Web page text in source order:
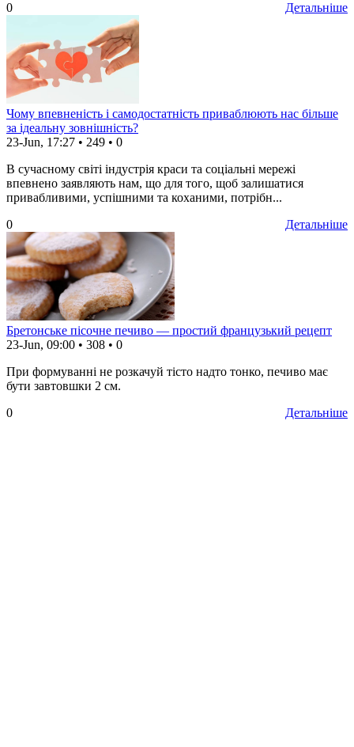
Детальніше
0
Чому впевненість і самодостатність приваблюють нас більше
за ідеальну зовнішність?
23-Jun, 17:27 • 249 • 0
В сучасному світі індустрія краси та соціальні мережі
впевнено заявляють нам, що для того, щоб залишатися
привабливими, успішними та коханими, потрібн...
Детальніше
0
Бретонське пісочне печиво — простий французький рецепт
23-Jun, 09:00 • 308 • 0
При формуванні не розкачуй тісто надто тонко, печиво має
бути завтовшки 2 см.
Детальніше
0